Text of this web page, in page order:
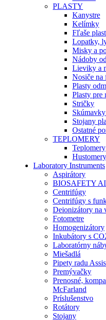
PLASTY
Kanystre
Kelímky
Fľaše
Lopatky,
Misky a
Nádoby
Lieviky a
Nosiče na
Plasty
Plasty pre
Stričky
Stojany
Ostatné
TEPLOMERY
Teplomery
Hustomery
Laboratory Instruments
Aspirátory
BIOSAFETY
Centrifúgy
Centrifúgy s
Deionizátory na
Fotometre
Homogenizátory
Inkubátory s
Laboratórny
Miešadlá
Pipety radu
Premývačky
Prenosné,
McFarland
Príslušenstvo
Rotátory
Stojany